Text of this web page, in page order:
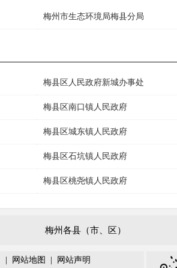
梅州市生态环境局梅县分局
梅县区人民政府新城办事处
梅县区南口镇人民政府
梅县区城东镇人民政府
梅县区石坑镇人民政府
梅县区桃尧镇人民政府
梅州各县（市、区）
网站地图 网站声明